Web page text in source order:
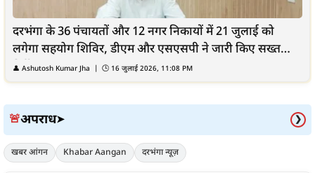
दरभंगा के 36 पंचायतों और 12 नगर निकायों में 21 जुलाई को
लगेगा सहयोग शिविर, डीएम और एसएसपी ने जारी किए सख्त
निर्देश
👤 Ashutosh Kumar Jha | 🕒 16 जुलाई 2026, 11:08 PM
🚨अपराध➤ ❯
खबर आंगन Khabar Aangan दरभंगा न्यूज़